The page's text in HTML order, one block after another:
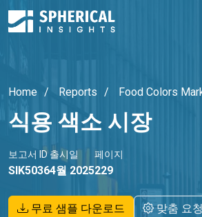
Home Reports Food Colors
식용 색소 시장
보고서 ID
SIK5036
출시일
4월 2025
페이지
229
무료 샘플 다운로드 맞춤 요청